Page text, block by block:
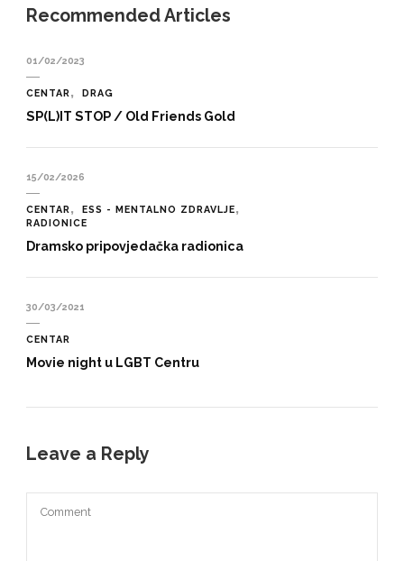
Recommended Articles
01/02/2023
CENTAR DRAG
SP(L)IT STOP / Old Friends Gold
15/02/2026
CENTAR
ESS - MENTALNO ZDRAVLJE
RADIONICE
Dramsko pripovjedačka radionica
30/03/2021
CENTAR
Movie night u LGBT Centru
Leave a Reply